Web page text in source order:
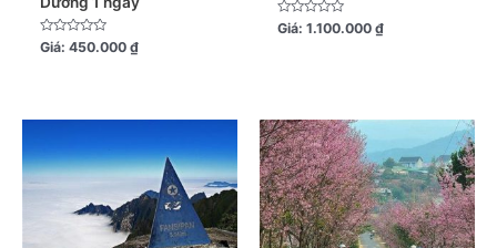
Được
xếp
Giá: 450.000₫
Được
xếp
Giá: 1.100.000₫